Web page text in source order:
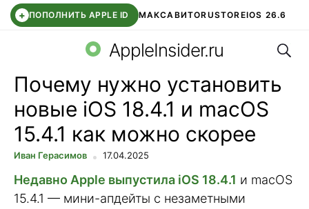
+ ПОПОЛНИТЬ APPLE ID МАКСАВИТОRUSTOREIOS 26.6
СБЕР КИДС ВТБ ОНЛАЙН ЧАТ В ROBLOX
AppleInsider.ru
Почему нужно установить
новые iOS 18.4.1 и macOS
15.4.1 как можно скорее
Иван Герасимов 17.04.2025
Недавно Apple выпустила iOS 18.4.1 и macOS
15.4.1 — мини-апдейты с незаметными